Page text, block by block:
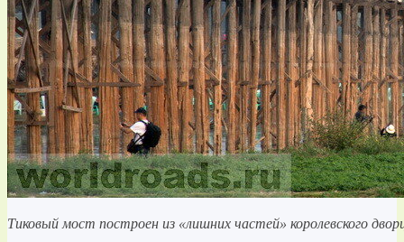
Тиковый мост построен из «лишних частей» королевского